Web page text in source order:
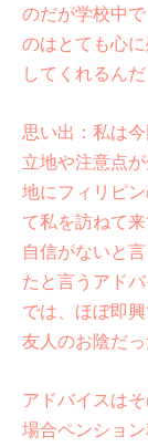
のだが学校中
のはとても心
してくれるん
思い出：私は
立地や注意点
地にフィリピ
て私を訪ねて
自信がないと
たと言うアド
では、ほぼ即
友人のお陰だ
アドバイスは
場合ペンショ